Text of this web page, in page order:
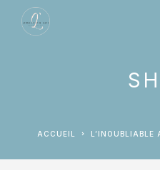
ACCUEIL